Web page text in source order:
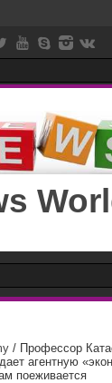
/ Профессор
агентную
поеживается